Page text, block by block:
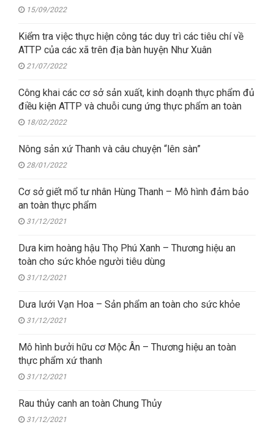
15/09/2022
Kiểm tra việc thực hiện công tác duy trì các tiêu chí về
ATTP của các xã trên địa bàn huyện Như Xuân
21/07/2022
Công khai các cơ sở sản xuất, kinh doạnh thực phẩm đủ
điều kiện ATTP và chuỗi cung ứng thực phẩm an toàn
18/02/2022
Nông sản xứ Thanh và câu chuyện “lên sàn”
28/01/2022
Cơ sở giết mổ tư nhân Hùng Thanh – Mô hình đảm bảo
an toàn thực phẩm
31/12/2021
Dưa kim hoàng hậu Thọ Phú Xanh – Thương hiệu an
toàn cho sức khỏe người tiêu dùng
31/12/2021
Dưa lưới Vạn Hoa – Sản phẩm an toàn cho sức khỏe
31/12/2021
Mô hình bưởi hữu cơ Mộc Ân – Thương hiệu an toàn
thực phẩm xứ thanh
31/12/2021
Rau thủy canh an toàn Chung Thủy
31/12/2021